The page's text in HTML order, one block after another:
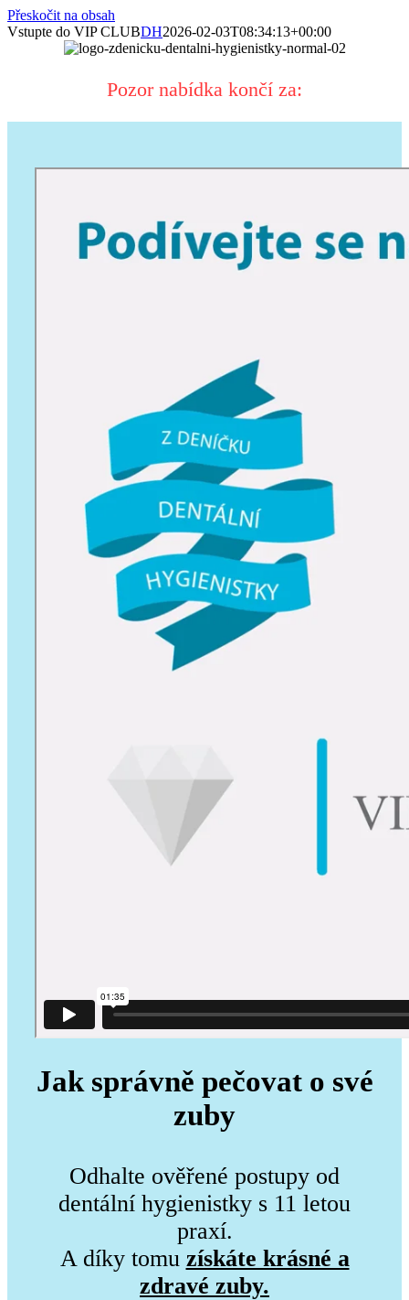
Přeskočit na obsah
Vstupte do VIP CLUBDH2026-02-03T08:34:13+00:00
Pozor nabídka končí za:
Jak správně pečovat o své
zuby
Odhalte ověřené postupy od
dentální hygienistky s 11 letou
praxí.
A díky tomu získáte krásné a
zdravé zuby.